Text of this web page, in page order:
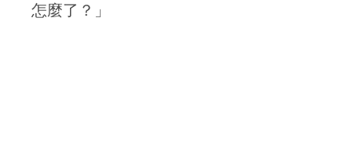
怎麼了？」